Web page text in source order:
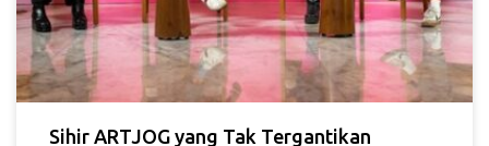
Sihir ARTJOG yang Tak Tergantikan